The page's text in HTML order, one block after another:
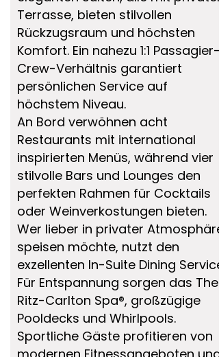
Terrasse, bieten stilvollen
Rückzugsraum und höchsten
Komfort. Ein nahezu 1:1 Passagier-
Crew-Verhältnis garantiert
persönlichen Service auf
höchstem Niveau.
An Bord verwöhnen acht
Restaurants mit international
inspirierten Menüs, während vier
stilvolle Bars und Lounges den
perfekten Rahmen für Cocktails
oder Weinverkostungen bieten.
Wer lieber in privater Atmosphäre
speisen möchte, nutzt den
exzellenten In-Suite Dining Service.
Für Entspannung sorgen das The
Ritz-Carlton Spa®, großzügige
Pooldecks und Whirlpools.
Sportliche Gäste profitieren von